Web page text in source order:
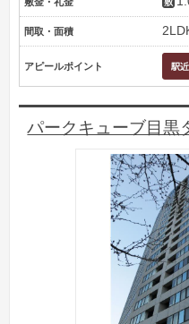
間取・面積
アピールポイント
パークキューブ目黒